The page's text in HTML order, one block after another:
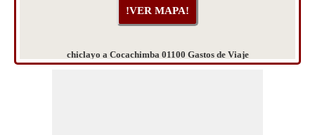
chiclayo a Cocachimba 01100 Gastos de Viaje